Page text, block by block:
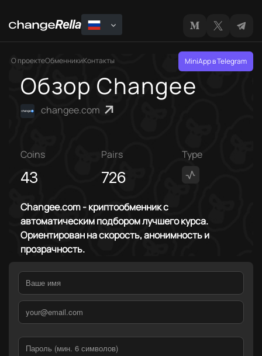
О проектеОбменникиКонтакты MiniApp в Telegram
Обзор Changee
changee.com
Coins
43
Pairs
726
Type
Changee.com - криптообменник с
автоматическим подбором лучшего курса.
Ориентирован на скорость, анонимность и
прозрачность.